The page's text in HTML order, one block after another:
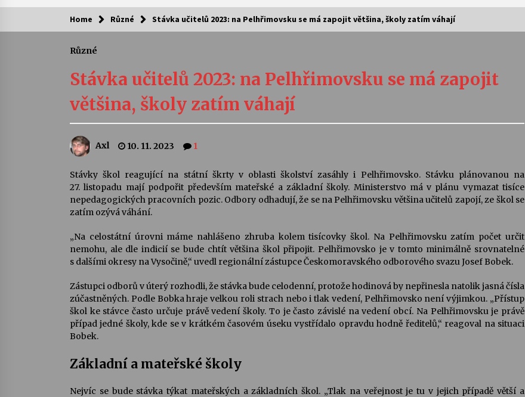
Kam za kulturou?
Camerata a Sukuba Ensemble
4. 8. 2026
Stávám se kapkou
30. 7. 2026
Pozvánka na integrační festival
Quijotova šedesátka: 28. 7.–1. 8.
28. 7. 2026
Kolchoz a Jenakaši
Letní koncerty ve Stromovce: Rufus
Miller
22. 7. 2026
Vysočinka
17. 7. 2026
Želivě ožije odkaz Josefa Čapka
13. 7. 2026
Klášteře Želiv
3. 7. 2026
Home Různé Stávka učitelů 2023: na Pelhřimovsku se má zapojit většina, školy zatím váhají
Různé
Stávka učitelů 2023: na Pelhřimovsku se má zapojit
většina, školy zatím váhají
Axl 10. 11. 2023 1
Stávky škol reagující na státní škrty v oblasti školství zasáhly i Pelhřimovsko. Stávku plánovanou na
27. listopadu mají podpořit především mateřské a základní školy. Ministerstvo má v plánu vymazat tisíce
nepedagogických pracovních pozic. Odbory odhadují, že se na Pelhřimovsku většina učitelů zapojí, ze škol se
zatím ozývá váhání.
„Na celostátní úrovni máme nahlášeno zhruba kolem tisícovky škol. Na Pelhřimovsku zatím počet určit
nemohu, ale dle indicií se bude chtít většina škol připojit. Pelhřimovsko je v tomto minimálně srovnatelné
s dalšími okresy na Vysočině,“ uvedl regionální zástupce Českomoravského odborového svazu Josef Bobek.
Zástupci odborů v úterý rozhodli, že stávka bude celodenní, protože hodinová by nepřinesla natolik jasná čísla
zúčastněných. Podle Bobka hraje velkou roli strach nebo i tlak vedení, Pelhřimovsko není výjimkou. „Přístup
škol ke stávce často určuje právě vedení školy. To je často závislé na vedení obcí. Na Pelhřimovsku je právě
případ jedné školy, kde se v krátkém časovém úseku vystřídalo opravdu hodně ředitelů,“ reagoval na situaci
Bobek.
Základní a mateřské školy
Nejvíc se bude stávka týkat mateřských a základních škol. „Tlak na veřejnost je tu v jejich případě větší a